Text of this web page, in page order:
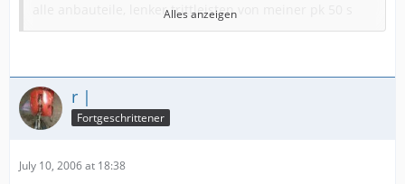
alle anbauteile, lenker trittleisten von meiner pk 50 s
sind nun weg.
gabel! wo ist denn da ein kugellager?
Alles anzeigen
r |
Fortgeschrittener
July 10, 2006 at 18:38